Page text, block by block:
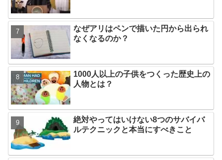
なぜアリはペンで描いた円から出られ
なくなるのか？
1000人以上の子供をつくった歴史上の
人物とは？
絶対やってはいけない8つのサバイバ
ルテクニックと本当にすべきこと